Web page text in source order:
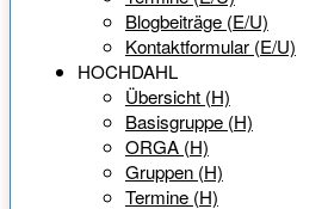
Blogbeiträge (E/U)
Kontaktformular (E/U)
HOCHDAHL
Übersicht (H)
Basisgruppe (H)
ORGA (H)
Gruppen (H)
Termine (H)